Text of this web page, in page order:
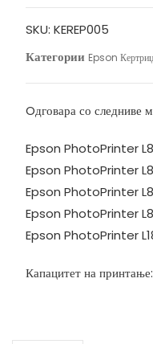
T6731
Black
(C13T67314A)
количина
SKU: KEREP005
Категории Epson
Oдговара со следниве
Epson PhotoPrinter
Epson PhotoPrinter
Epson PhotoPrinter
Epson PhotoPrinter
Epson PhotoPrinter
Капацитет на